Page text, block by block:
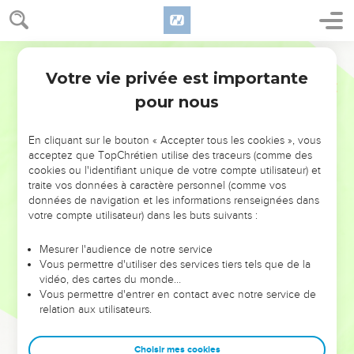
NE MANQUEZ PAS L’ÉVÉNEMENT
DE L’ANNÉE !
ET SI LEURS ERREURS POUVAIENT VOUS ÉVITER LES
VOTRES ?
leur foi ou leur vision. Mais on voit moins les doutes, les erreurs
et les saisons difficiles qu'ils ont traversés, alors même que ce
sont elles qui les ont façonnés.
Dans cette conférence, leaders, entrepreneurs, et responsables
clés pour avancer avec plus de sagesse afin que leurs erreurs
Votre vie privée est importante
pour nous
En cliquant sur le bouton « Accepter tous les cookies », vous
acceptez que TopChrétien utilise des traceurs (comme des
cookies ou l'identifiant unique de votre compte utilisateur) et
traite vos données à caractère personnel (comme vos
données de navigation et les informations renseignées dans
votre compte utilisateur) dans les buts suivants :
Mesurer l'audience de notre service
Vous permettre d'utiliser des services tiers tels que de la
vidéo, des cartes du monde…
Vous permettre d'entrer en contact avec notre service de
relation aux utilisateurs.
Choisir mes cookies